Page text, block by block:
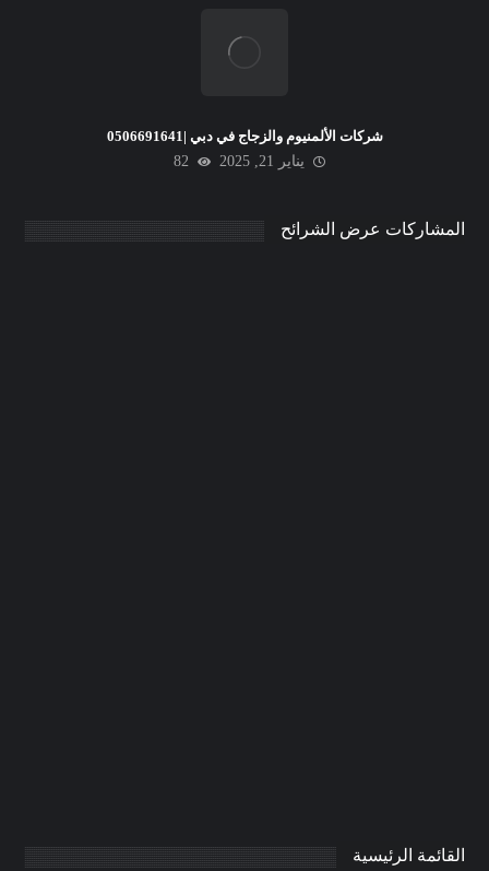
شركات الألمنيوم والزجاج في دبي |0506691641
يناير 21, 2025
82
المشاركات عرض الشرائح
القائمة الرئيسية